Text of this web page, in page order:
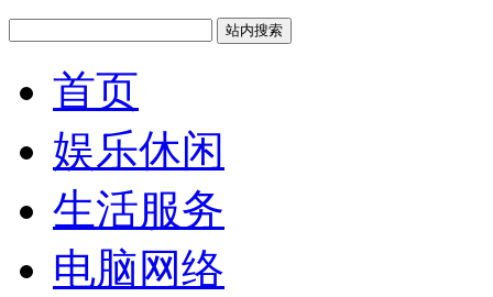
站内搜索
首页
娱乐休闲
生活服务
电脑网络